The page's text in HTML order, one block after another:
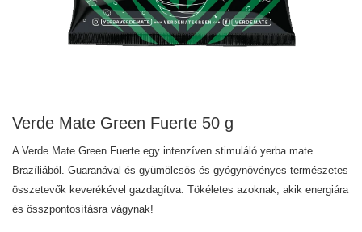
Verde Mate Green Fuerte 50 g
A Verde Mate Green Fuerte egy intenzíven stimuláló yerba mate
Brazíliából. Guaranával és gyümölcsös és gyógynövényes természetes
összetevők keverékével gazdagítva. Tökéletes azoknak, akik energiára
és összpontosításra vágynak!